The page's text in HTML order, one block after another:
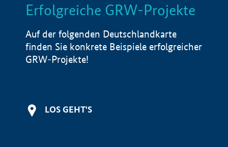
LISTE Info
Erfolgreiche GRW-Projekte
Auf der folgenden Deutschlandkarte
finden Sie konkrete Beispiele erfolgreicher
GRW-Projekte!
LOS GEHT'S